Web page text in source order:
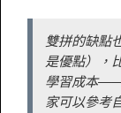
雙拼的缺點
是優點），
學習成本——
家可以參考